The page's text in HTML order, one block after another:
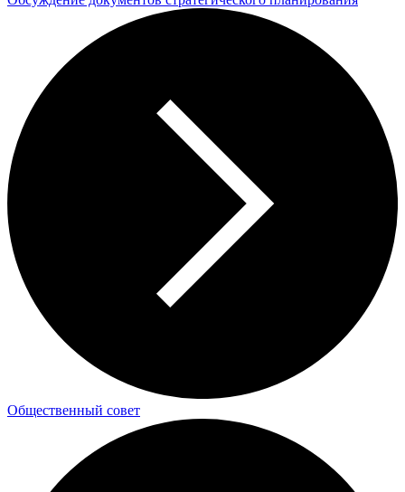
Общественный совет